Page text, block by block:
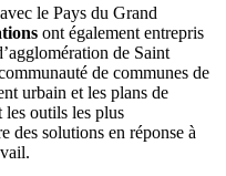
le Pays du Grand
ont également entrepris
de Saint
de communes de
urbain et les plans de
les outils les plus
des solutions en réponse à